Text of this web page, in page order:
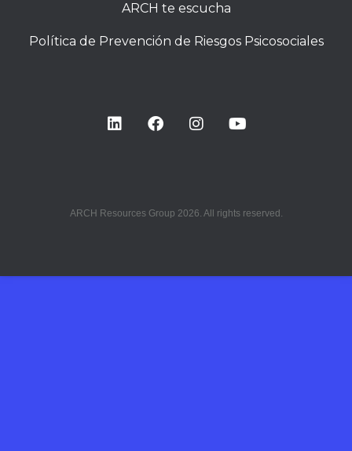
ARCH te escucha
Política de Prevención de Riesgos Psicosociales
ARCH Resources Group 2026. All rights reserved.